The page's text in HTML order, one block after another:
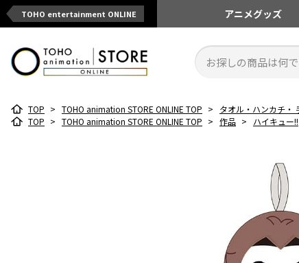
TOHO entertainment ONLINE アニメグッズ
TOP > TOHO animation STORE ONLINE TOP > タオル・ハンカチ・
TOP > TOHO animation STORE ONLINE TOP > 作品 > ハイキュー!!